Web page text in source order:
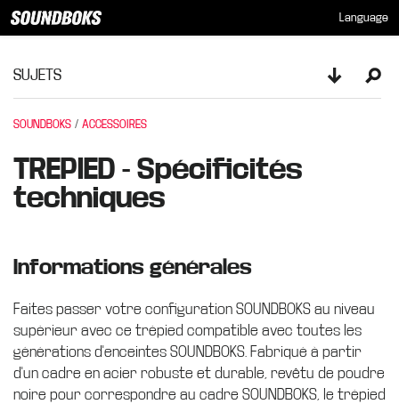
Language
SUJETS
Toggle
SOUNDBOKS ACCESSOIRES
TREPIED - Spécificités
techniques
Informations générales
Faites passer votre configuration SOUNDBOKS au niveau
supérieur avec ce trépied compatible avec toutes les
générations d'enceintes SOUNDBOKS. Fabriqué à partir
d'un cadre en acier robuste et durable, revêtu de poudre
noire pour correspondre au cadre SOUNDBOKS, le trépied